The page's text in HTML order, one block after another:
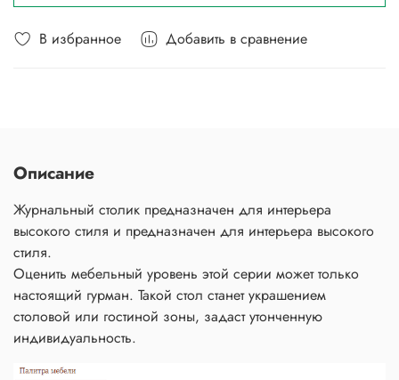
В избранное Добавить в сравнение
Описание
Журнальный столик предназначен для интерьера
высокого стиля и предназначен для интерьера высокого
стиля.
Оценить мебельный уровень этой серии может только
настоящий гурман. Такой стол станет украшением
столовой или гостиной зоны, задаст утонченную
индивидуальность.